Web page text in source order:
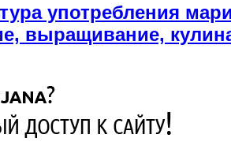
употребления
выращивание,